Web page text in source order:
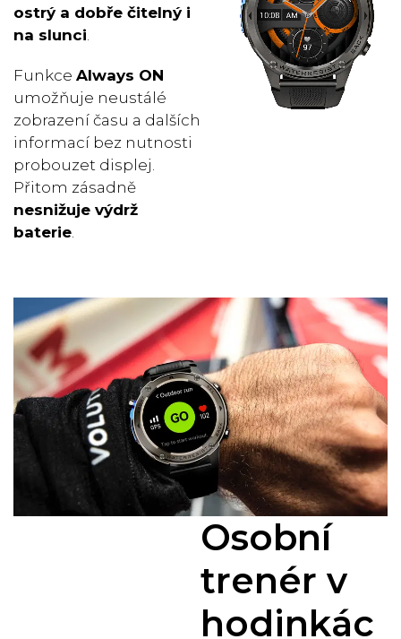
ostrý a dobře čitelnýi
na slunci
Funkce Always ON
umožňuje neustálé
zobrazení času a dalších
informací bez nutnosti
probouzet displej.
Přitom zásadně
nesnižuje výdrž
baterie
Osobní
trenér v
hodinkác